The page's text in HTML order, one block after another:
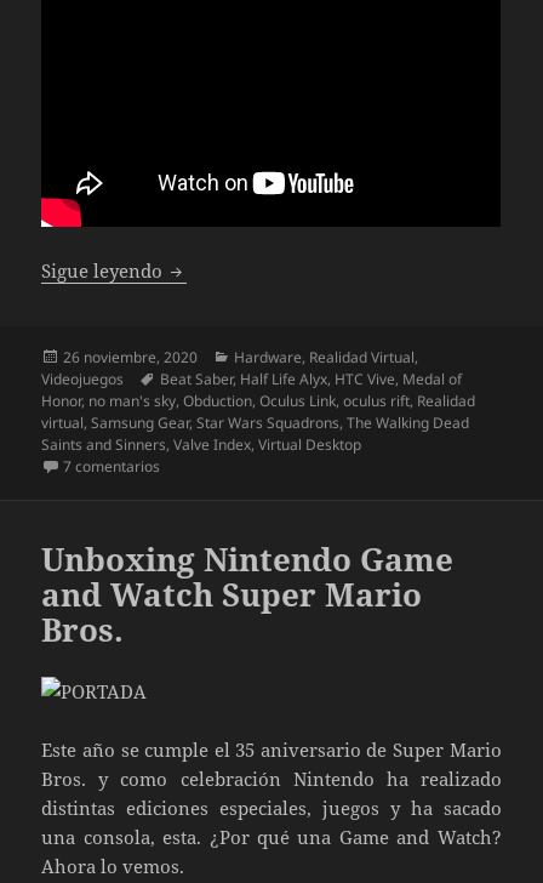
Sigue leyendo Oculus Quest 2, la evolución de la VR.
Publicado
el
26 noviembre, 2020 Categorías
Hardware, Realidad Virtual,
Videojuegos
Etiquetas
Beat Saber, Half Life Alyx, HTC Vive, Medal of
Honor, no man's sky,Obduction,Oculus Link,oculus rift, Realidad
virtual,Samsung Gear,Star Wars Squadrons,The Walking Dead
Saints and Sinners,Valve Index,Virtual Desktop
7 comentarios
Unboxing Nintendo Game
and Watch Super Mario
Bros.
Este año se cumple el 35 aniversario de Super Mario
Bros. y como celebración Nintendo ha realizado
distintas ediciones especiales, juegos y ha sacado
una consola, esta. ¿Por qué una Game and Watch?
Ahora lo vemos.